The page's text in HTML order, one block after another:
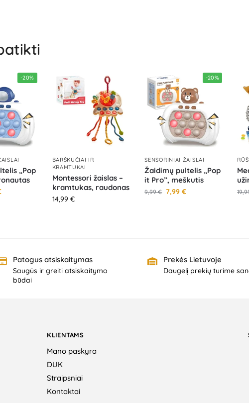
-20%
„Pop
BARŠKUČIAI IR
KRAMTUKAI
Montessori žaislas –
kramtukas, raudonas
14,99 €
-20%
SENSORINIAI ŽAISLAI
Žaidimų pultelis „Pop
it Pro”, meškutis
9,99€ 7,99€
Patogus atsiskaitymas
Saugūs ir greiti atsiskaitymo
būdai
Prekės Lietuvoje
Daugelį prekių turime
KLIENTAMS
Mano paskyra
DUK
Straipsniai
Kontaktai